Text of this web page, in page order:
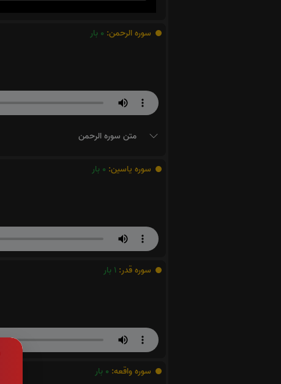
سوره الرحمن: 0 بار
متن سوره الرحمن
سوره یاسین: 0 بار
سوره قدر: 1 بار
سوره واقعه: 0 بار